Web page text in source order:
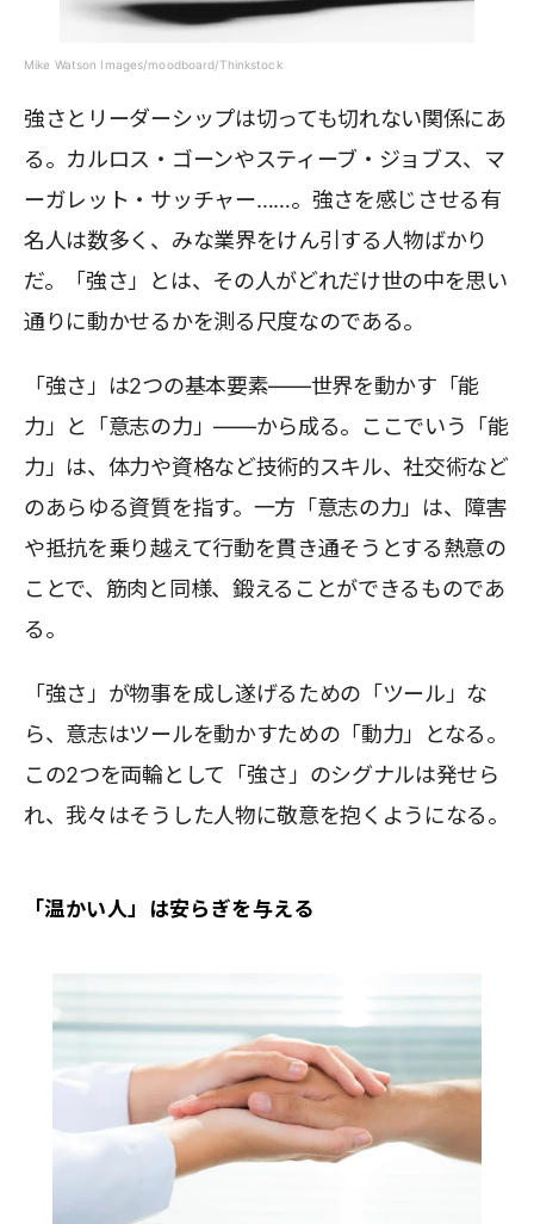
Mike Watson Images/moodboard/Thinkstock
強さとリーダーシップは切っても切れない関係にあ
る。カルロス・ゴーンやスティーブ・ジョブス、マ
ーガレット・サッチャー……。強さを感じさせる有
名人は数多く、みな業界をけん引する人物ばかり
だ。「強さ」とは、その人がどれだけ世の中を思い
通りに動かせるかを測る尺度なのである。
「強さ」は2つの基本要素――世界を動かす「能
力」と「意志の力」――から成る。ここでいう「能
力」は、体力や資格など技術的スキル、社交術など
のあらゆる資質を指す。一方「意志の力」は、障害
や抵抗を乗り越えて行動を貫き通そうとする熱意の
ことで、筋肉と同様、鍛えることができるものであ
る。
「強さ」が物事を成し遂げるための「ツール」な
ら、意志はツールを動かすための「動力」となる。
この2つを両輪として「強さ」のシグナルは発せら
れ、我々はそうした人物に敬意を抱くようになる。
「温かい人」は安らぎを与える